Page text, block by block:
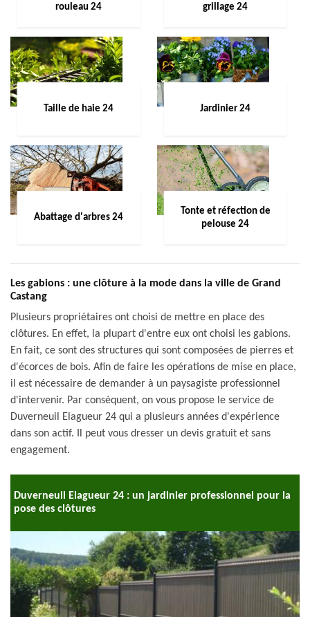
rouleau 24
grillage 24
Taille de haie 24 Jardinier 24
Abattage d'arbres 24
Tonte et réfection de
pelouse 24
Les gabions : une clôture à la mode dans la ville de Grand
Castang
Plusieurs propriétaires ont choisi de mettre en place des
clôtures. En effet, la plupart d'entre eux ont choisi les gabions.
En fait, ce sont des structures qui sont composées de pierres et
d'écorces de bois. Afin de faire les opérations de mise en place,
il est nécessaire de demander à un paysagiste professionnel
d'intervenir. Par conséquent, on vous propose le service de
Duverneuil Elagueur 24 qui a plusieurs années d'expérience
dans son actif. Il peut vous dresser un devis gratuit et sans
engagement.
Duverneuil Elagueur 24 : un jardinier professionnel pour la
pose des clôtures